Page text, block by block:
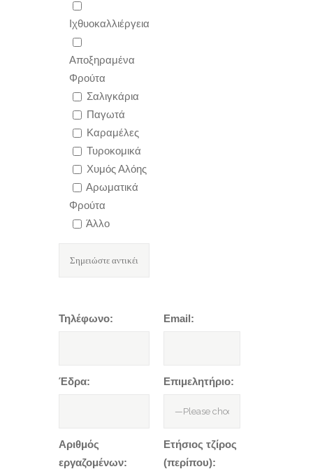
Ιχθυοκαλλιέργεια
Αποξηραμένα
Φρούτα
Σαλιγκάρια
Παγωτά
Καραμέλες
Τυροκομικά
Χυμός Αλόης
Αρωματικά
Φρούτα
Άλλο
Τηλέφωνο: Email:
Έδρα: Επιμελητήριο:
Αριθμός
εργαζομένων:
Ετήσιος τζίρος
(περίπου):